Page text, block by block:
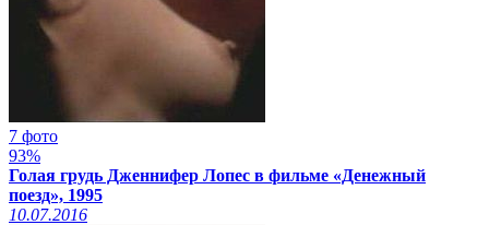
7 фото
93%
Голая грудь Дженнифер Лопес в фильме «Денежный
поезд», 1995
10.07.2016